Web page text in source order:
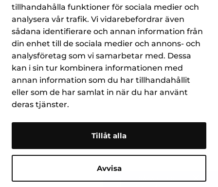
tillhandahålla funktioner för sociala medier och
analysera vår trafik. Vi vidarebefordrar även
sådana identifierare och annan information från
din enhet till de sociala medier och annons- och
analysföretag som vi samarbetar med. Dessa
kan i sin tur kombinera informationen med
annan information som du har tillhandahållit
eller som de har samlat in när du har använt
deras tjänster.
Tillåt alla
Avvisa
Stäng